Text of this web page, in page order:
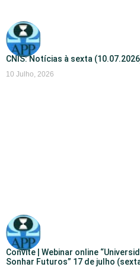
CNIS: Notícias à sexta
10 Julho, 2026
Convite | Webinar online
Sonhar Futuros” 17 de julho